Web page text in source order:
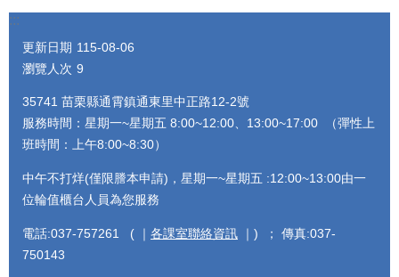
:::
更新日期 115-08-06
瀏覽人次 9
35741 苗栗縣通霄鎮通東里中正路12-2號
服務時間：星期一~星期五 8:00~12:00、13:00~17:00 （彈性上
班時間：上午8:00~8:30）
中午不打烊(僅限謄本申請)，星期一~星期五 :12:00~13:00由一
位輪值櫃台人員為您服務
電話:037-757261 ( ｜ 各課室聯絡資訊 ｜) ； 傳真:037-
750143